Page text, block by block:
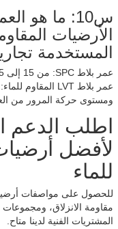
س10: ما هو
الأرضيات
المستخدمة
ومستوى حركة المرور من
اطلب الدعم
لأفضل
للماء
للحصول على مواصفات
مقاومة الانزلاق، ومجموعات
المشتريات الفنية لدينا متاح.